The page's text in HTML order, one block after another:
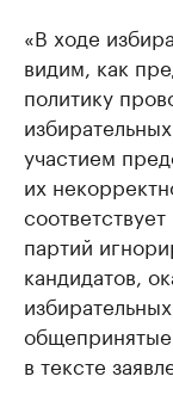
«В ходе
видим, как
политику
участием
их
партий
кандидатов,
в тексте